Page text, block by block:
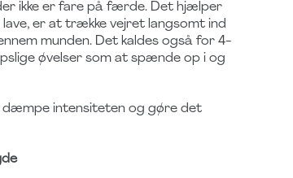
ikke er fare på færde. Det hjælper
lave, er at trække vejret langsomt ind
munden. Det kaldes også for 4-
øvelser som at spænde op i og
dæmpe intensiteten og gøre det